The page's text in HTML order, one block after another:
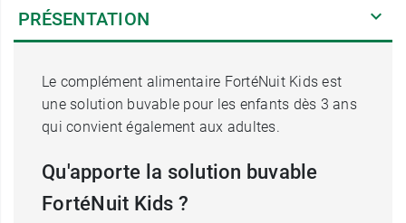
PRÉSENTATION
Le complément alimentaire FortéNuit Kids est
une solution buvable pour les enfants dès 3 ans
qui convient également aux adultes.
Qu'apporte la solution buvable
FortéNuit Kids ?